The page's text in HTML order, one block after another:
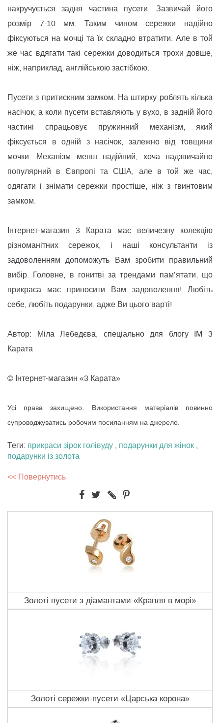
накручується задня частина пусети. Зазвичай його
розмір 7-10 мм. Таким чином сережки надійно
фіксуються на мочці та їх складно втратити. Але в той
же час вдягати такі сережки доводиться трохи довше,
ніж, наприклад, англійською застібкою.
Пусети з притискним замком. На штирку роблять кілька
насічок, а коли пусети вставляють у вухо, в задній його
частині спрацьовує пружинний механізм, який
фіксується в одній з насічок, залежно від товщини
мочки. Механізм менш надійний, хоча надзвичайно
популярний в Євпропі та США, але в той же час,
одягати і знімати сережки простіше, ніж з гвинтовим
замком.
Інтернет-магазин 3 Карата має величезну колекцію
різноманітних сережок, і наші консультанти із
задоволенням допоможуть Вам зробити правильний
вибір. Головне, в гонитві за трендами пам’ятати, що
прикраса має приносити Вам задоволення! Любіть
себе, любіть подарунки, адже Ви цього варті!
Автор: Міла Лебедєва, спеціально для блогу ІМ 3
Карата
© Інтернет-магазин «3 Карата»
Усі права захищено. Використання матеріалів повинно
супроводжуватись робочим посиланням на джерело.
Теги: прикраси зірок голівуду , подарунки для жінок ,
подарунки із золота
<< Повернутись
Золоті пусети з діамантами «Крапля в морі»
Золоті сережки-пусети «Царська корона»